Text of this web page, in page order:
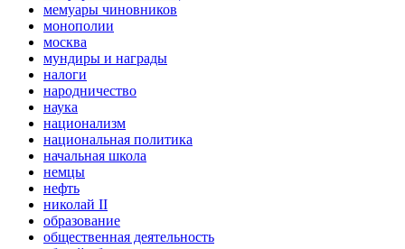
мемуары чиновников
монополии
москва
мундиры и награды
налоги
народничество
наука
национализм
национальная политика
начальная школа
немцы
нефть
николай II
образование
общественная деятельность